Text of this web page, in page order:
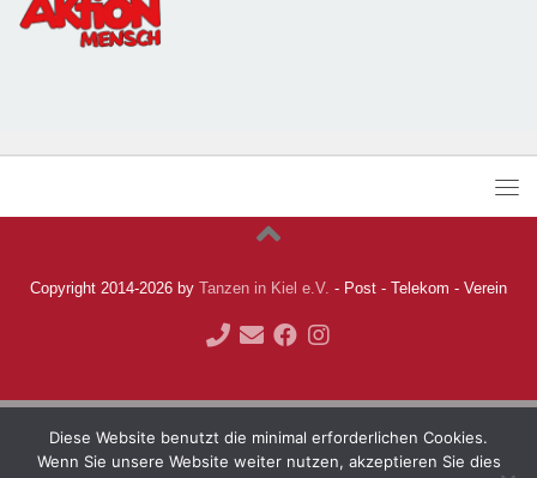
Copyright 2014-2026 by Tanzen in Kiel e.V. - Post - Telekom - Verein
Diese Website benutzt die minimal erforderlichen Cookies.
Wenn Sie unsere Website weiter nutzen, akzeptieren Sie dies